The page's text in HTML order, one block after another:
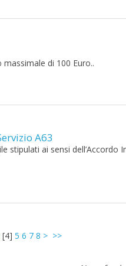
di 100 Euro..
A63
ai sensi dell’Accordo
[4] 5 6 7 8 > >>